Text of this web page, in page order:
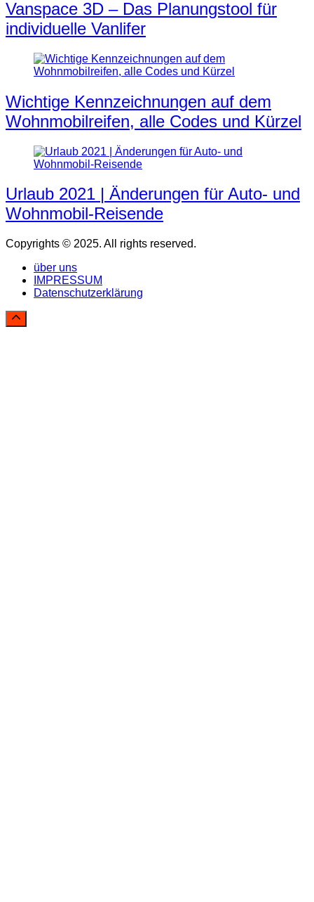
Vanspace 3D – Das Planungstool für
individuelle Vanlifer
Wichtige Kennzeichnungen auf dem
Wohnmobilreifen, alle Codes und Kürzel
Urlaub 2021 | Änderungen für Auto- und
Wohnmobil-Reisende
Copyrights © 2025. All rights reserved.
über uns
IMPRESSUM
Datenschutzerklärung